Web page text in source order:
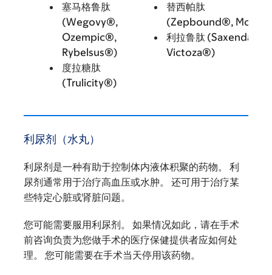
塞马格鲁肽
(Wegovy®,
Ozempic®,
Rybelsus®)
度拉糖肽
(Trulicity®)
替西帕肽
(Zepbound®,
利拉鲁肽 (Saxenda®,
Victoza®)
利尿剂（水丸）
利尿剂是一种有助于控制体内液体积聚的药物。 利
尿剂通常用于治疗高血压或水肿。 还可用于治疗某
些特定心脏或肾脏问题。
您可能需要服用利尿剂。 如果情况如此，请在手术
前咨询负责为您做手术的医疗保健提供者应如何处
理。 您可能需要在手术当天停用该药物。